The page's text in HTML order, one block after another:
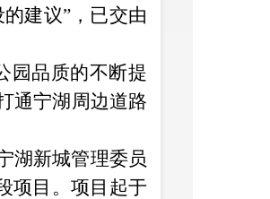
的建议”，已交由
园品质的不断提
通宁湖周边道路
湖新城管理委员
项目。项目起于